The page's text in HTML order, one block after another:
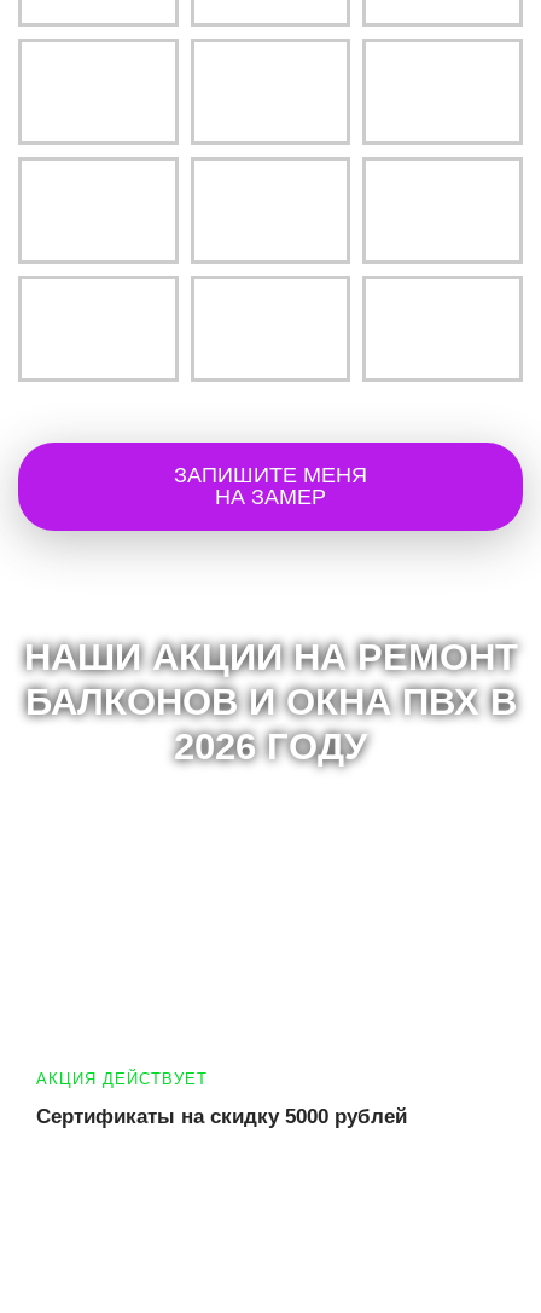
ЗАПИШИТЕ МЕНЯ
НА ЗАМЕР
НАШИ АКЦИИ НА РЕМОНТ
БАЛКОНОВ И ОКНА ПВХ В
2026 ГОДУ
АКЦИЯ ДЕЙСТВУЕТ
Сертификаты на скидку 5000 рублей